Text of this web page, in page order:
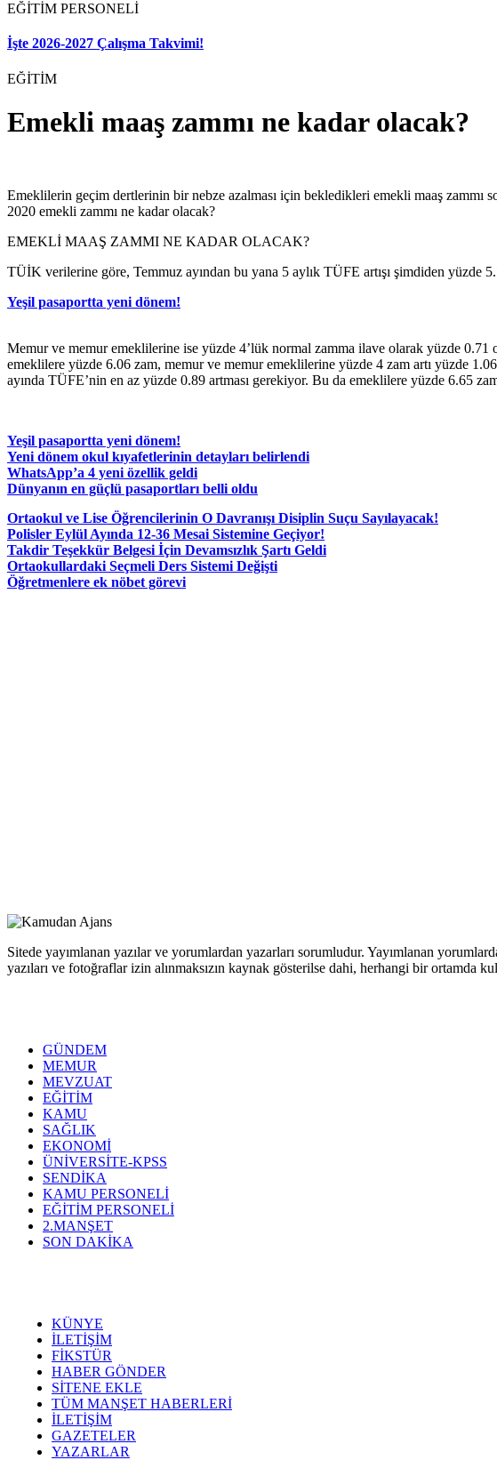
EĞİTİM PERSONELİ
İşte 2026-2027 Çalışma Takvimi!
EĞİTİM
Emekli maaş zammı ne kadar olacak?
Emeklilerin geçim dertlerinin bir nebze azalması için bekledikleri emekli maaş zammı
2020 emekli zammı ne kadar olacak?
EMEKLİ MAAŞ ZAMMI NE KADAR OLACAK?
TÜİK verilerine göre, Temmuz ayından bu yana 5 aylık TÜFE artışı şimdiden yüzde
Yeşil pasaportta yeni dönem!
Memur ve memur emeklilerine ise yüzde 4’lük normal zamma ilave olarak yüzde 0.71
emeklilere yüzde 6.06 zam, memur ve memur emeklilerine yüzde 4 zam artı yüzde
ayında TÜFE’nin en az yüzde 0.89 artması gerekiyor. Bu da emeklilere yüzde 6.65
Yeşil pasaportta yeni dönem!
Yeni dönem okul kıyafetlerinin detayları belirlendi
WhatsApp’a 4 yeni özellik geldi
Dünyanın en güçlü pasaportları belli oldu
Ortaokul ve Lise Öğrencilerinin O Davranışı Disiplin Suçu Sayılayacak!
Polisler Eylül Ayında 12-36 Mesai Sistemine Geçiyor!
Takdir Teşekkür Belgesi İçin Devamsızlık Şartı Geldi
Ortaokullardaki Seçmeli Ders Sistemi Değişti
Öğretmenlere ek nöbet görevi
Sitede yayımlanan yazılar ve yorumlardan yazarları sorumludur. Yayımlanan
yazıları ve fotoğraflar izin alınmaksızın kaynak gösterilse dahi, herhangi bir ortamda
GÜNDEM
MEMUR
MEVZUAT
EĞİTİM
KAMU
SAĞLIK
EKONOMİ
ÜNİVERSİTE-KPSS
SENDİKA
KAMU PERSONELİ
EĞİTİM PERSONELİ
2.MANŞET
SON DAKİKA
KÜNYE
İLETİŞİM
FİKSTÜR
HABER GÖNDER
SİTENE EKLE
TÜM MANŞET HABERLERİ
İLETİŞİM
GAZETELER
YAZARLAR